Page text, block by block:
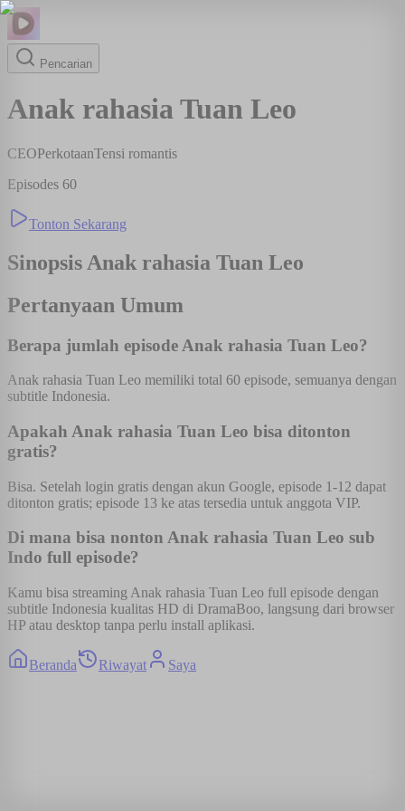
Pencarian
Anak rahasia Tuan Leo
CEOPerkotaanTensi romantis
Episodes 60
Tonton Sekarang
Sinopsis Anak rahasia Tuan Leo
Pertanyaan Umum
Berapa jumlah episode Anak rahasia Tuan Leo?
Anak rahasia Tuan Leo memiliki total 60 episode, semuanya dengan
subtitle Indonesia.
Apakah Anak rahasia Tuan Leo bisa ditonton
gratis?
Bisa. Setelah login gratis dengan akun Google, episode 1-12 dapat
ditonton gratis; episode 13 ke atas tersedia untuk anggota VIP.
Di mana bisa nonton Anak rahasia Tuan Leo sub
Indo full episode?
Kamu bisa streaming Anak rahasia Tuan Leo full episode dengan
subtitle Indonesia kualitas HD di DramaBoo, langsung dari browser
HP atau desktop tanpa perlu install aplikasi.
Beranda Riwayat Saya